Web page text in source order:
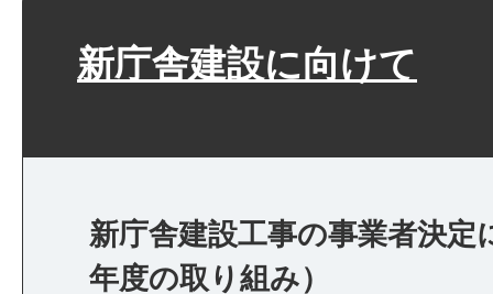
新庁舎建設に向けて
新庁舎建設工事の事業者決
年度の取り組み）